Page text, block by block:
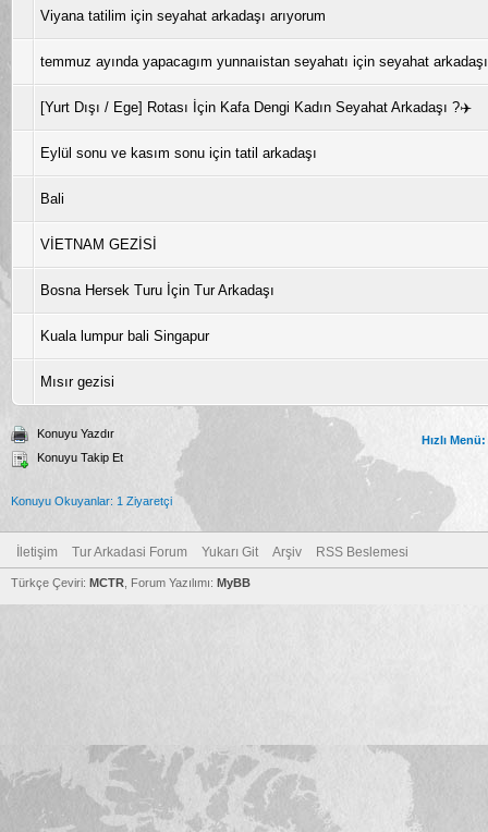
Viyana tatilim için seyahat arkadaşı arıyorum
temmuz ayında yapacagım yunnaıistan seyahatı için seyahat
[Yurt Dışı / Ege] Rotası İçin Kafa Dengi Kadın Seyahat Arkadaşı ?✈️
Eylül sonu ve kasım sonu için tatil arkadaşı
Bali
VİETNAM GEZİSİ
Bosna Hersek Turu İçin Tur Arkadaşı
Kuala lumpur bali Singapur
Mısır gezisi
Konuyu Yazdır
Konuyu Takip Et
Hızlı Menü:
Konuyu Okuyanlar: 1 Ziyaretçi
İletişim Tur Arkadasi Forum Yukarı Git Arşiv RSS Beslemesi
Türkçe Çeviri: MCTR , Forum Yazılımı: MyBB